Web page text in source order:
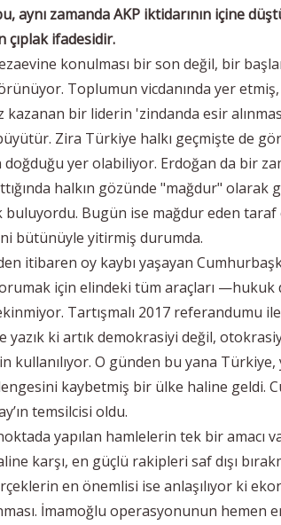
aynı zamanda AKP iktidarının içine
çıplak ifadesidir.
konulması bir son değil, bir
Toplumun vicdanında yer etmiş,
kazanan bir liderin 'zindanda esir
Zira Türkiye halkı geçmişte de
yer olabiliyor. Erdoğan da bir
halkın gözünde "mağdur" olarak
buluyordu. Bugün ise mağdur eden taraf
bütünüyle yitirmiş durumda.
itibaren oy kaybı yaşayan
için elindeki tüm araçları —hukuk
Tartışmalı 2017 referandumu
yazık ki artık demokrasiyi değil,
kullanılıyor. O günden bu yana Türkiye,
kaybetmiş bir ülke haline geldi.
temsilcisi oldu.
yapılan hamlelerin tek bir amacı
karşı, en güçlü rakipleri saf dışı
en önemlisi ise anlaşılıyor ki
İmamoğlu operasyonunun hemen